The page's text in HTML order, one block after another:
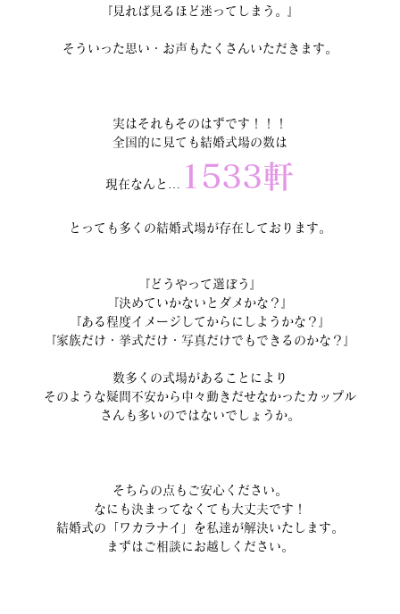
『見れば見るほど迷ってしまう。』
そういった思い・お声もたくさんいただきます。
実はそれもそのはずです！！！
全国的に見ても結婚式場の数は
現在なんと… 1533軒
とっても多くの結婚式場が存在しております。
『どうやって選ぼう』
『決めていかないとダメかな？』
『ある程度イメージしてからにしようかな？』
『家族だけ・挙式だけ・写真だけでもできるのかな？』
数多くの式場があることにより
そのような疑問不安から中々動きだせなかったカップル
さんも多いのではないでしょうか。
そちらの点もご安心ください。
なにも決まってなくても大丈夫です！
結婚式の「ワカラナイ」を私達が解決いたします。
まずはご相談にお越しください。